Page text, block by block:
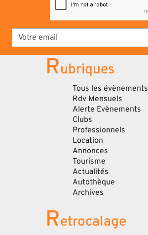
Rubriques
Tous les évènements
Rdv Mensuels
Alerte Evènements
Clubs
Professionnels
Location
Annonces
Tourisme
Actualités
Autothèque
Archives
Retrocalage